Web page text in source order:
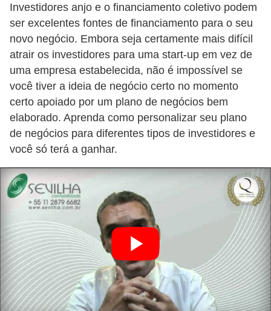
Investidores anjo e o financiamento coletivo podem
ser excelentes fontes de financiamento para o seu
novo negócio. Embora seja certamente mais difícil
atrair os investidores para uma start-up em vez de
uma empresa estabelecida, não é impossível se
você tiver a ideia de negócio certo no momento
certo apoiado por um plano de negócios bem
elaborado. Aprenda como personalizar seu plano
de negócios para diferentes tipos de investidores e
você só terá a ganhar.
s
d
e
p
o
n
o
S
o
t
w
a
r
e